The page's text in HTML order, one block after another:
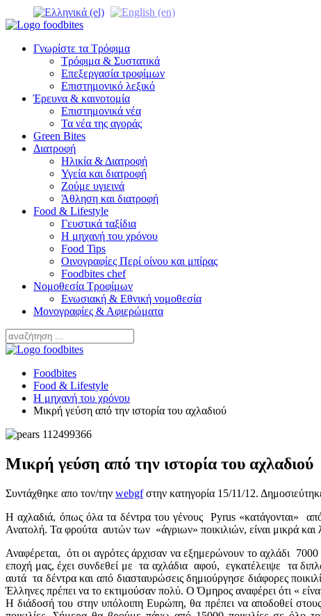
Γνωρίστε τα Τρόφιμα
Τρόφιμα & Συστατικά
Επεξεργασία τροφίμων
Επιστημονικό λεξικό
Έρευνα & καινοτομία
Επιστημονικά νέα
Τα νέα της αγοράς
Green Bites
Διατροφή
Ηλικία & Διατροφή
Υγεία και διατροφή
Ζούμε υγιεινά
Άθληση και διατροφή
Food & Lifestyle
Γευστικά ταξίδια
Η μηχανή του χρόνου
Food Tips
Οινογραφίες Περί οίνου και μπίρας
Foodbites chef
Νομοθεσία Τροφίμων
Ενωσιακή & Εθνική νομοθεσία
Μονογραφίες & Αφιερώματα
Foodbites
Food & Lifestyle
Η μηχανή του χρόνου
Μικρή γεύση από την ιστορία του αχλαδιού
Μικρή γεύση από την ιστορία του αχλαδιού
Συντάχθηκε απο τον/την webgfστην κατηγορία 15/11/12.
H αχλαδιά, όπως όλα τα δέντρα του γένους Pyrus «κατάγονται»
Ανατολή. Τα φρούτα αυτών των «άγριων» ποικιλιών, είναι μικρά και
Αναφέρεται, ότι οι αγρότες άρχισαν να εξημερώνουν το αχλάδι
εποχή μας, έχει συνδεθεί με τα αχλάδια αφού, εγκατέλειψε τα
αυτά τα δέντρα και από διασταυρώσεις δημιούργησε διάφορες
Έλληνες πρέπει να το εκτιμούσαν πολύ. Ο Όμηρος αναφέρει ότι «
Η διάδοσή του στην υπόλοιπη Ευρώπη, θα πρέπει να αποδοθεί